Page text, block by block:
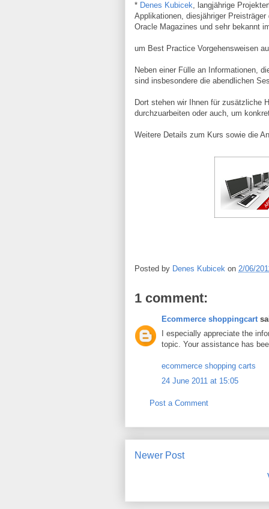
* Denes Kubicek, langjährige
Applikationen, diesjähriger
Oracle Magazines und sehr bekannt
um Best Practice Vorgehensweisen
Neben einer Fülle an Informationen,
sind insbesondere die abendlichen
Dort stehen wir Ihnen für zusätzliche
durchzuarbeiten oder auch, um
Weitere Details zum Kurs sowie die
Posted by Denes Kubicek on 2/06/
1 comment:
Ecommerce shoppingcart
I especially appreciate the
topic. Your assistance has
ecommerce shopping carts
24 June 2011 at 15:05
Post a Comment
Newer Post